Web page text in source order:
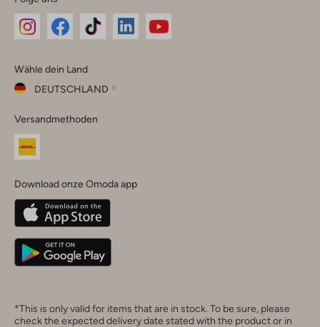
Instagram
Facebook
TikTok
Wähle dein Land
DEUTSCHLAND
dein
Land
Belgique(Français)
Deutschland
Versandmethoden
Download onze Omoda app
*This is only valid for items that are in stock. To be sure, please
check the expected delivery date stated with the product or in